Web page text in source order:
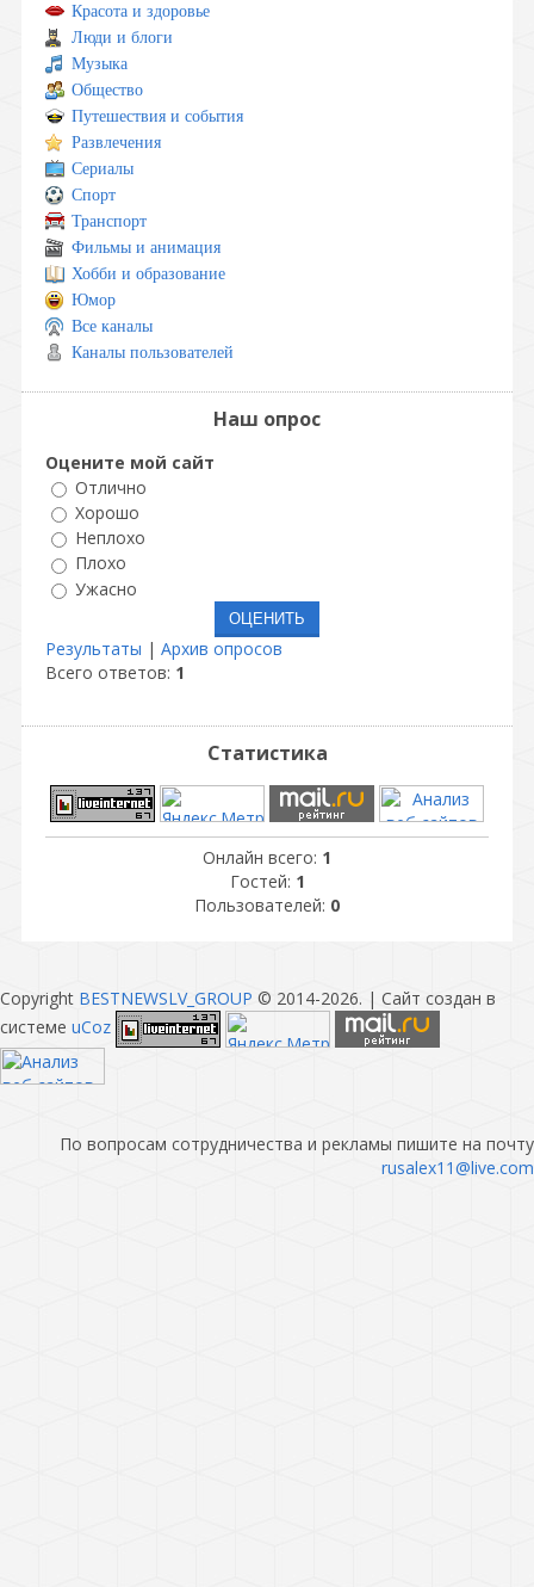
Красота и здоровье
Люди и блоги
Музыка
Общество
Путешествия и события
Развлечения
Сериалы
Спорт
Транспорт
Фильмы и анимация
Хобби и образование
Юмор
Все каналы
Каналы пользователей
Наш опрос
Оцените мой сайт
Отлично
Хорошо
Неплохо
Плохо
Ужасно
Результаты | Архив опросов
Всего ответов: 1
Статистика
Онлайн всего: 1
Гостей: 1
Пользователей: 0
Copyright BESTNEWSLV_GROUP © 2014-2026. | Сайт создан в
системе uCoz
По вопросам сотрудничества и рекламы пишите на почту
rusalex11@live.com